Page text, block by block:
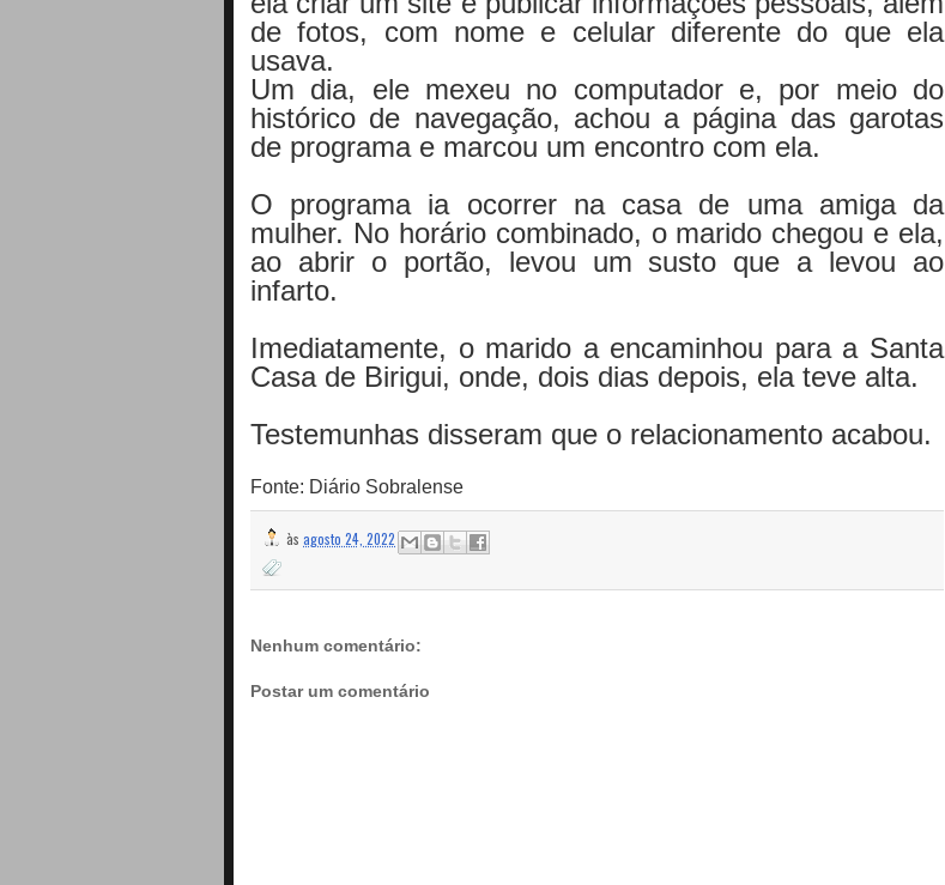
de fotos, com nome e celular diferente do que ela
usava.
Um dia, ele mexeu no computador e, por meio do
histórico de navegação, achou a página das garotas
de programa e marcou um encontro com ela.
O programa ia ocorrer na casa de uma amiga da
mulher. No horário combinado, o marido chegou e ela,
ao abrir o portão, levou um susto que a levou ao
infarto.
Imediatamente, o marido a encaminhou para a Santa
Casa de Birigui, onde, dois dias depois, ela teve alta.
Testemunhas disseram que o relacionamento acabou.
Fonte: Diário Sobralense
às agosto 24, 2022
Nenhum comentário:
Postar um comentário